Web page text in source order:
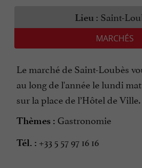
Lieu : Saint-
MARCHÉS
Le marché de Saint-Loubès
au long de l'année le lundi
sur la place de l’Hôtel de Ville.
Thèmes : Gastronomie
Tél. : +33 5 57 97 16 16